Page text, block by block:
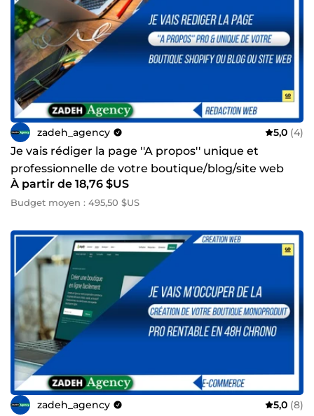
zadeh_agency 5,0 (4)
Je vais rédiger la page ''A propos'' unique et
professionnelle de votre boutique/blog/site web
À partir de 18,76 $US
Budget moyen : 495,50 $US
zadeh_agency 5,0 (8)